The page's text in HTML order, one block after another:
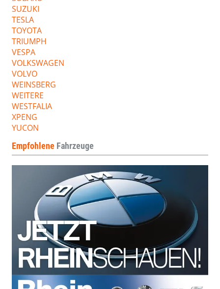
SUZUKI
TESLA
TOYOTA
TRIUMPH
VESPA
VOLKSWAGEN
VOLVO
WEINSBERG
WEITERE
WESTFALIA
XPENG
YUCON
Empfohlene Fahrzeuge